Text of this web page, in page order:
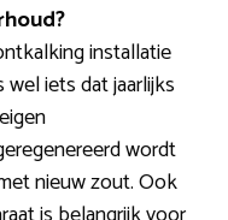
installatie
iets dat jaarlijks
wordt
nieuw zout. Ook